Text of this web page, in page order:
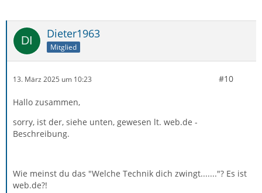
Dieter1963
Mitglied
13. März 2025 um 10:23 #10
Hallo zusammen,
sorry, ist der, siehe unten, gewesen lt. web.de -
Beschreibung.
Wie meinst du das "Welche Technik dich zwingt......."? Es ist
web.de?!